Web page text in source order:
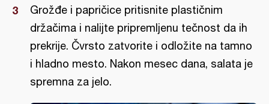
Grožđe i papričice pritisnite plastičnim
držačima i nalijte pripremljenu tečnost da ih
prekrije. Čvrsto zatvorite i odložite na tamno
i hladno mesto. Nakon mesec dana, salata je
spremna za jelo.